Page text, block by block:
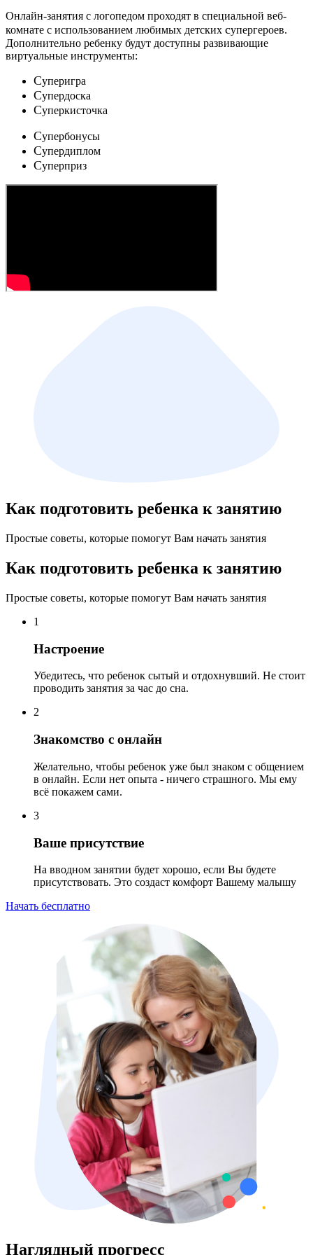
Онлайн-занятия с логопедом проходят в специальной веб-
комнате с использованием любимых детских cупергероев.
Дополнительно ребенку будут доступны развивающие
виртуальные инструменты:
Cуперигра
Cупердоска
Cуперкисточка
Cупербонусы
Cупердиплом
Cуперприз
Как подготовить ребенка к занятию
Простые советы, которые помогут Вам начать занятия
Как подготовить ребенка к занятию
Простые советы, которые помогут Вам начать занятия
1
Настроение
Убедитесь, что ребенок сытый и отдохнувший. Не стоит
проводить занятия за час до сна.
2
Знакомство с онлайн
Желательно, чтобы ребенок уже был знаком с общением
в онлайн. Если нет опыта - ничего страшного. Мы ему
всё покажем сами.
3
Ваше присутствие
На вводном занятии будет хорошо, если Вы будете
присутствовать. Это создаст комфорт Вашему малышу
Начать бесплатно
Наглядный прогресс